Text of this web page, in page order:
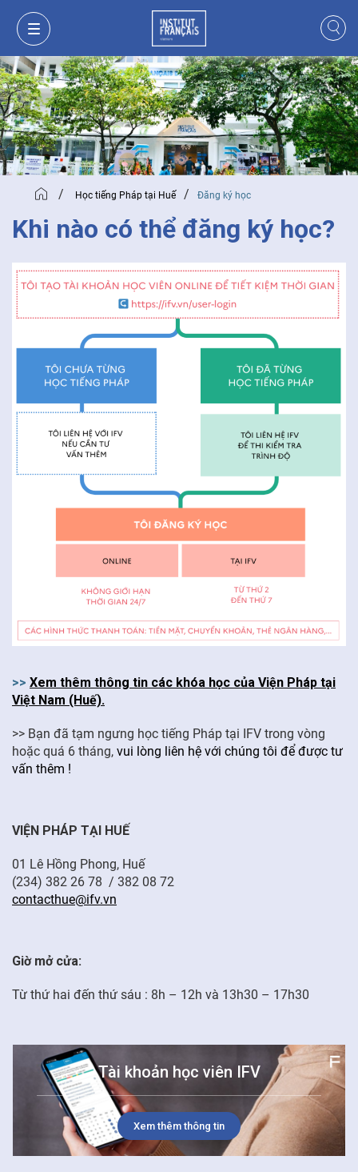
ĐĂNG NHẬP
VI
/ Học tiếng Pháp tại Huế / Đăng ký học
Khi nào có thể đăng ký học?
>> Xem thêm thông tin các khóa học của Viện Pháp tại
Việt Nam (Huế).
>> Bạn đã tạm ngưng học tiếng Pháp tại IFV trong vòng
hoặc quá 6 tháng, vui lòng liên hệ với chúng tôi để được tư
vấn thêm !
VIỆN PHÁP TẠI HUẾ
01 Lê Hồng Phong, Huế
(234) 382 26 78 / 382 08 72
contacthue@ifv.vn
Giờ mở cửa:
Từ thứ hai đến thứ sáu : 8h – 12h và 13h30 – 17h30
Tài khoản học viên IFV
Xem thêm thông tin